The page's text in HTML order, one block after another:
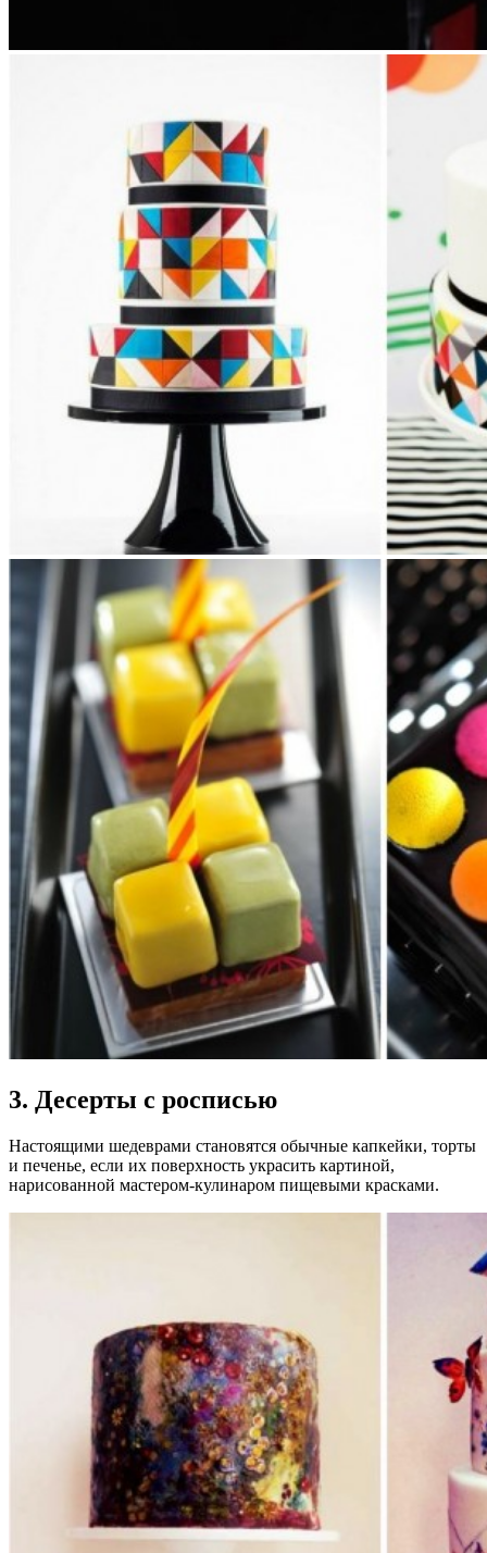
3. Десерты с росписью
Настоящими шедеврами становятся обычные капкейки, торты
и печенье, если их поверхность украсить картиной,
нарисованной мастером-кулинаром пищевыми красками.